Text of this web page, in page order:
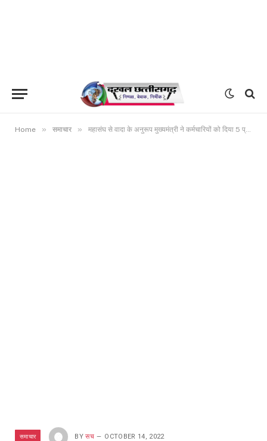
Home » समाचार » महासंघ से वादा के अनुरूप मुख्यमंत्री ने कर्मचारियों को दिया 5 प्रतिशत डीए
समाचार BY सच OCTOBER 14, 2022